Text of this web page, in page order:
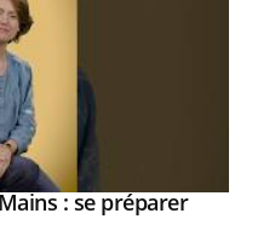
: se préparer